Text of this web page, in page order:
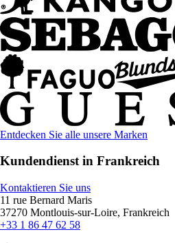
Entdecken Sie alle unsere Marken
Kundendienst in Frankreich
Kontaktieren Sie uns
11 rue Bernard Maris
37270 Montlouis-sur-Loire, Frankreich
+33 1 86 47 62 58